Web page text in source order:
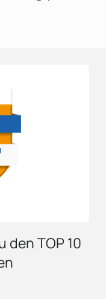
den TOP 10